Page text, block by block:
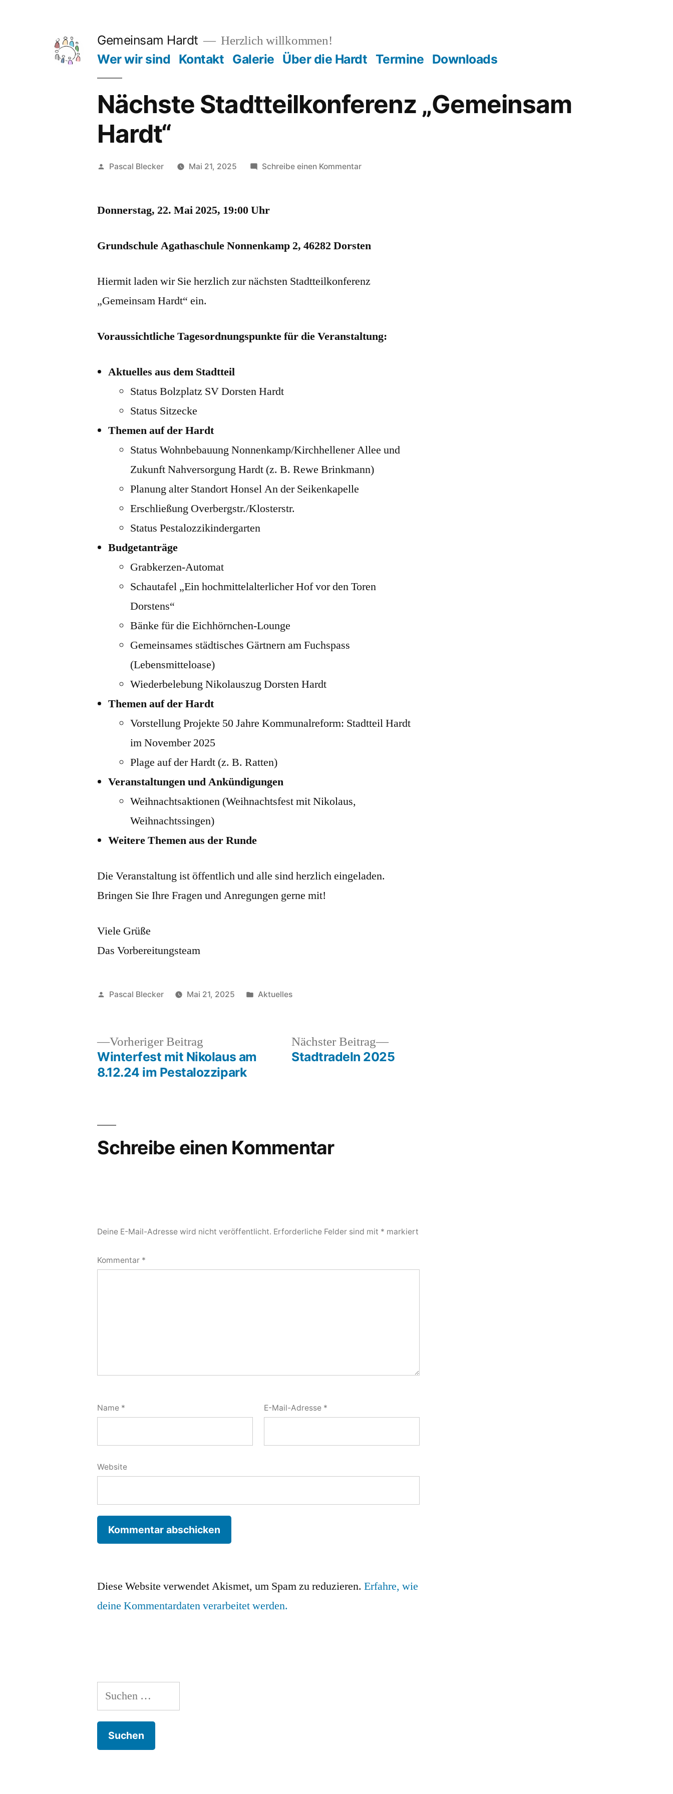
Gemeinsam Hardt Herzlich willkommen!
Wer wir sind Kontakt Galerie Über die Hardt Termine Downloads
Nächste Stadtteilkonferenz „Gemeinsam
Hardt“
Veröffentlicht
Pascal Blecker Mai 21, 2025 Schreibe einen Kommentarzu
Donnerstag, 22. Mai 2025, 19:00 Uhr
Grundschule Agathaschule Nonnenkamp 2, 46282 Dorsten
Hiermit laden wir Sie herzlich zur nächsten Stadtteilkonferenz
„Gemeinsam Hardt“ ein.
Voraussichtliche Tagesordnungspunkte für die Veranstaltung:
Aktuelles aus dem Stadtteil
Status Bolzplatz SV Dorsten Hardt
Status Sitzecke
Themen auf der Hardt
Status Wohnbebauung Nonnenkamp/Kirchhellener Allee und
Zukunft Nahversorgung Hardt (z. B. Rewe Brinkmann)
Planung alter Standort Honsel An der Seikenkapelle
Erschließung Overbergstr./Klosterstr.
Status Pestalozzikindergarten
Budgetanträge
Grabkerzen-Automat
Schautafel „Ein hochmittelalterlicher Hof vor den Toren
Dorstens“
Bänke für die Eichhörnchen-Lounge
Gemeinsames städtisches Gärtnern am Fuchspass
(Lebensmitteloase)
Wiederbelebung Nikolauszug Dorsten Hardt
Themen auf der Hardt
Vorstellung Projekte 50 Jahre Kommunalreform: Stadtteil Hardt
im November 2025
Plage auf der Hardt (z. B. Ratten)
Veranstaltungen und Ankündigungen
Weihnachtsaktionen (Weihnachtsfest mit Nikolaus,
Weihnachtssingen)
Weitere Themen aus der Runde
Die Veranstaltung ist öffentlich und alle sind herzlich eingeladen.
Bringen Sie Ihre Fragen und Anregungen gerne mit!
Viele Grüße
Das Vorbereitungsteam
Veröffentlicht
Pascal Blecker Mai 21, 2025
Veröffentlicht
Aktuelles
Beitragsnavigation
Vorheriger Beitrag
Beitrag:
Winterfest mit Nikolaus am
8.12.24 im Pestalozzipark
Nächster Beitrag
Nächster
Beitrag:
Stadtradeln 2025
Schreibe einen Kommentar
Deine E-Mail-Adresse wird nicht veröffentlicht. Erforderliche Felder sind mit * markiert
Kommentar *
Name * E-Mail-Adresse *
Website
Diese Website verwendet Akismet, um Spam zu reduzieren.Erfahre, wie
deine Kommentardaten verarbeitet werden.
Suchen
nach: